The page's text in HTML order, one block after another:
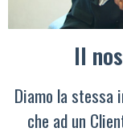
Il
Diamo la stessa
che ad un